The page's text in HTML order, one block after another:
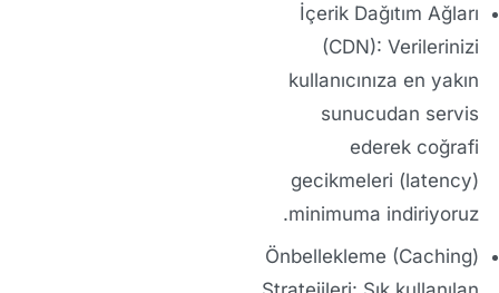
İçerik Dağıtım Ağları
(CDN): Verilerinizi
kullanıcınıza en yakın
sunucudan servis
ederek coğrafi
gecikmeleri (latency)
minimuma indiriyoruz.
Önbellekleme (Caching)